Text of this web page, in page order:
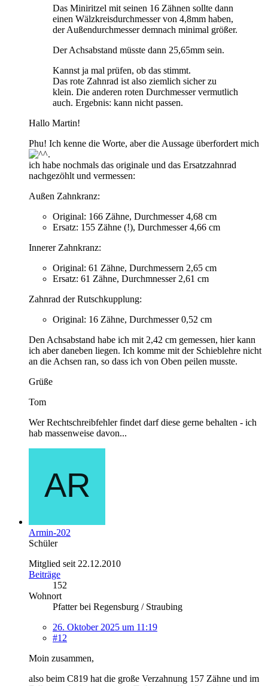
Das Miniritzel mit seinen 16 Zähnen sollte dann
einen Wälzkreisdurchmesser von 4,8mm haben,
der Außendurchmesser demnach minimal größer.
Der Achsabstand müsste dann 25,65mm sein.
Kannst ja mal prüfen, ob das stimmt.
Das rote Zahnrad ist also ziemlich sicher zu
klein. Die anderen roten Durchmesser vermutlich
auch. Ergebnis: kann nicht passen.
Hallo Martin!
Phu! Ich kenne die Worte, aber die Aussage überfordert mich
.
ich habe nochmals das originale und das Ersatzzahnrad
nachgezöhlt und vermessen:
Außen Zahnkranz:
Original: 166 Zähne, Durchmesser 4,68 cm
Ersatz: 155 Zähne (!), Durchmesser 4,66 cm
Innerer Zahnkranz:
Original: 61 Zähne, Durchmessern 2,65 cm
Ersatz: 61 Zähne, Durchmnesser 2,61 cm
Zahnrad der Rutschkupplung:
Original: 16 Zähne, Durchmesser 0,52 cm
Den Achsabstand habe ich mit 2,42 cm gemessen, hier kann
ich aber daneben liegen. Ich komme mit der Schieblehre nicht
an die Achsen ran, so dass ich von Oben peilen musste.
Grüße
Tom
Wer Rechtschreibfehler findet darf diese gerne behalten - ich
hab massenweise davon...
Armin-202
Schüler
Mitglied seit 22.12.2010
Beiträge
152
Wohnort
Pfatter bei Regensburg / Straubing
26. Oktober 2025 um 11:19
#12
Moin zusammen,
also beim C819 hat die große Verzahnung 157 Zähne und im